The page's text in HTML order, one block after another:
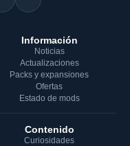
Información
Noticias
Actualizaciones
Packs y expansiones
Ofertas
Estado de mods
Contenido
Curiosidades